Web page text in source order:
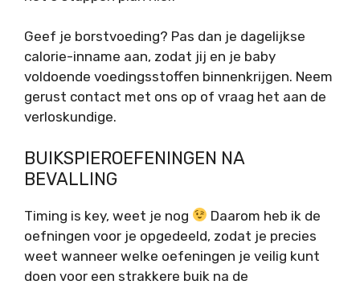
Geef je borstvoeding? Pas dan je dagelijkse
calorie-inname aan, zodat jij en je baby
voldoende voedingsstoffen binnenkrijgen. Neem
gerust contact met ons op of vraag het aan de
verloskundige.
BUIKSPIEROEFENINGEN NA
BEVALLING
Timing is key, weet je nog
Daarom heb ik de
oefningen voor je opgedeeld, zodat je precies
weet wanneer welke oefeningen je veilig kunt
doen voor een strakkere buik na de